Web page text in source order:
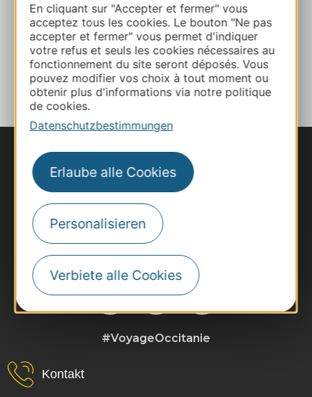
En cliquant sur "Accepter et fermer" vous
acceptez tous les cookies. Le bouton "Ne pas
accepter et fermer" vous permet d'indiquer
votre refus et seuls les cookies nécessaires au
fonctionnement du site seront déposés. Vous
pouvez modifier vos choix à tout moment ou
obtenir plus d'informations via notre politique
de cookies.
Datenschutzbestimmungen
Erlaube alle Cookies
Personalisieren
Verbiete alle Cookies
Webseite
ZU MEINEN FAVORITEN
#VoyageOccitanie
Kontakt